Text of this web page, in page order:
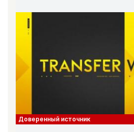
Доверенный источник